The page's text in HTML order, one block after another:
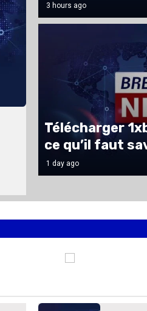
Casino Viage
voor Belgische
1 day ago
3 hours ago
Télécharger
ce qu’il faut
1 day ago